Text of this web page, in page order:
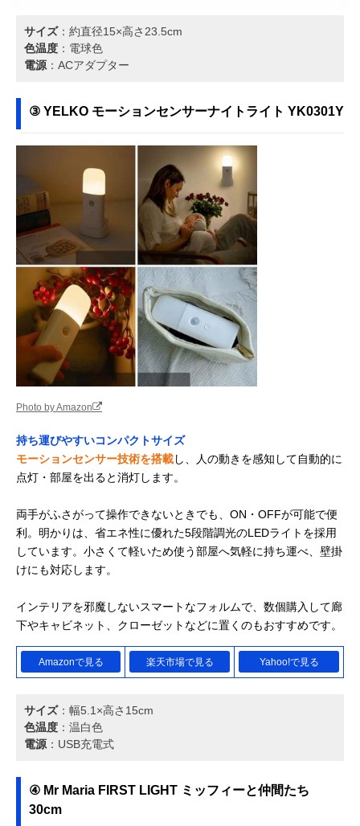
サイズ：約直径15×高さ23.5cm
色温度 ：電球色
電源 ：ACアダプター
③ YELKO モーションセンサーナイトライト YK0301Y
Photo by Amazon
持ち運びやすいコンパクトサイズ
モーションセンサー技術を搭載し、人の動きを感知して自動的に
点灯・部屋を出ると消灯します。
両手がふさがって操作できないときでも、ON・OFFが可能で便
利。明かりは、省エネ性に優れた5段階調光のLEDライトを採用
しています。小さくて軽いため使う部屋へ気軽に持ち運べ、壁掛
けにも対応します。
インテリアを邪魔しないスマートなフォルムで、数個購入して廊
下やキャビネット、クローゼットなどに置くのもおすすめです。
Amazonで見る 楽天市場で見る Yahoo!で見る
サイズ：幅5.1×高さ15cm
色温度 ：温白色
電源 ：USB充電式
④ Mr Maria FIRST LIGHT ミッフィーと仲間たち
30cm